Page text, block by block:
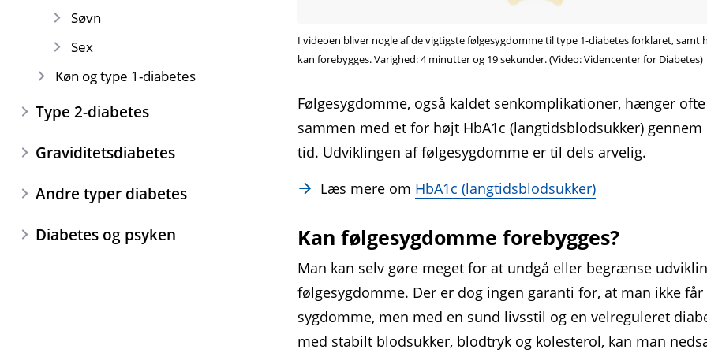
Søvn
Sex
Køn og type 1-diabetes
Type 2-diabetes
Graviditetsdiabetes
Andre typer diabetes
Diabetes og psyken
I videoen bliver nogle af de vigtigste følgesygdomme til type 1-diabetes forklaret, samt
kan forebygges. Varighed: 4 minutter og 19 sekunder. (Video: Videncenter for Diabetes)
Følgesygdomme, også kaldet senkomplikationer, hænger ofte
sammen med et for højt HbA1c (langtidsblodsukker)
tid. Udviklingen af følgesygdomme er til dels arvelig.
Læs mere om HbA1c (langtidsblodsukker)
Kan følgesygdomme forebygges?
Man kan selv gøre meget for at undgå eller begrænse
følgesygdomme. Der er dog ingen garanti for, at man ikke
sygdomme, men med en sund livsstil og en velreguleret
med stabilt blod­sukker, blodtryk og kolesterol, kan man